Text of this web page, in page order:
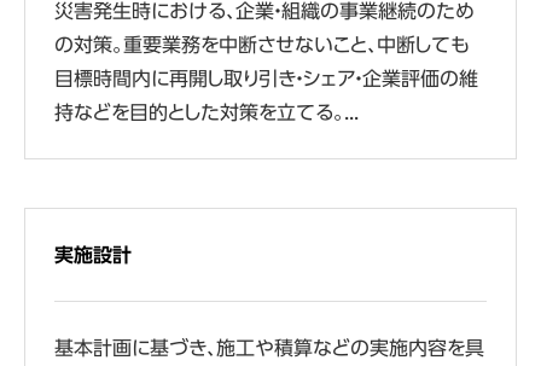
災害発生時における、企業・組織の事業継続のため
の対策。重要業務を中断させないこと、中断しても
目標時間内に再開し取り引き・シェア・企業評価の維
持などを目的とした対策を立てる。...
実施設計
基本計画に基づき、施工や積算などの実施内容を具